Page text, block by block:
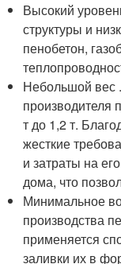
Высокий
структуры и
пенобетон,
Небольшой вес .
производителя
т до 1,2 т.
жесткие
и затраты на
дома, что
Минимальное
производства
применяется
заливки их в